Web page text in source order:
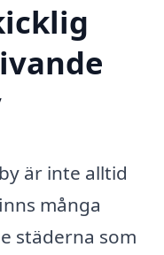
är inte alltid
många
städerna som